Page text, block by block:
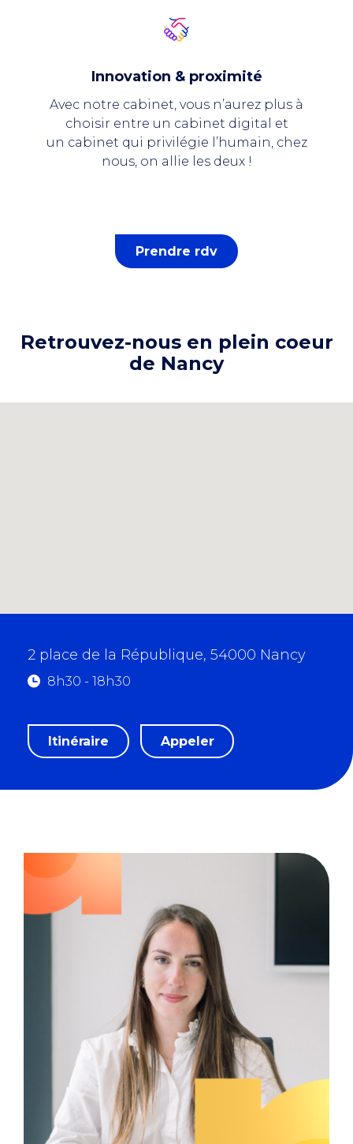
Innovation & proximité
Avec notre cabinet, vous n’aurez plus à
choisir entre un cabinet digital et
un cabinet qui privilégie l’humain, chez
nous, on allie les deux !
Prendre rdv
Retrouvez-nous en plein coeur
de Nancy
2 place de la République, 54000 Nancy
m 8h30 - 18h30
Itinéraire Appeler